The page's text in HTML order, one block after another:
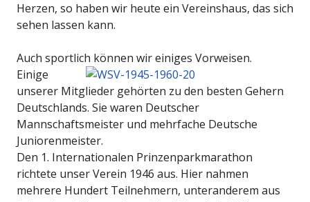
Herzen, so haben wir heute ein Vereinshaus, das sich
sehen lassen kann.
Auch sportlich können wir einiges Vorweisen.
Einige
unserer Mitglieder gehörten zu den besten Gehern
Deutschlands. Sie waren Deutscher
Mannschaftsmeister und mehrfache Deutsche
Juniorenmeister.
Den 1. Internationalen Prinzenparkmarathon
richtete unser Verein 1946 aus. Hier nahmen
mehrere Hundert Teilnehmern, unteranderem aus